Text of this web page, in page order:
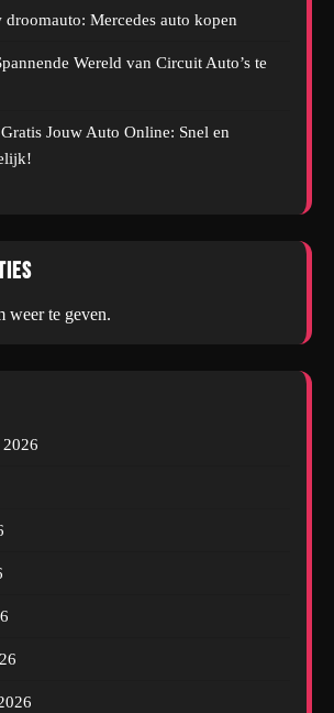
Mercedes auto kopen
Wereld van Circuit Auto’s te
Jouw Auto Online: Snel en
weer te geven.
2026